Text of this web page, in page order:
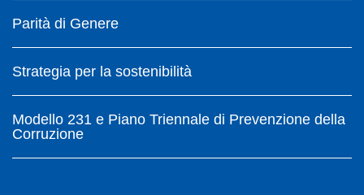
Parità di Genere
Strategia per la sostenibilità
Modello 231 e Piano Triennale di Prevenzione della
Corruzione